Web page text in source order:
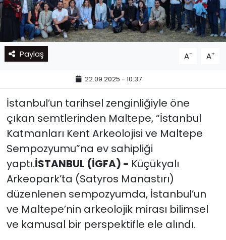
Paylaş A- A+
22.09.2025 - 10:37
İstanbul’un tarihsel zenginliğiyle öne
çıkan semtlerinden Maltepe, “İstanbul
Katmanları Kent Arkeolojisi ve Maltepe
Sempozyumu”na ev sahipliği
yaptı.İSTANBUL (İGFA) - Küçükyalı
Arkeopark’ta (Satyros Manastırı)
düzenlenen sempozyumda, İstanbul’un
ve Maltepe’nin arkeolojik mirası bilimsel
ve kamusal bir perspektifle ele alındı.